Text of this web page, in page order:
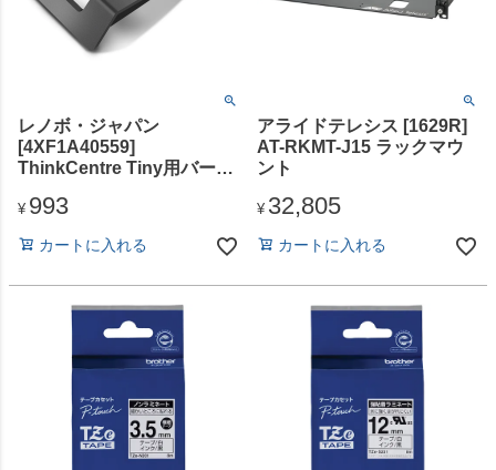
レノボ・ジャパン
[4XF1A40559]
ThinkCentre Tiny用バーテ
デル)
¥ 993
カートに入れる
アライドテレシス [1629R]
AT-RKMT-J15 ラックマウ
ント
¥ 32,805
カートに入れる